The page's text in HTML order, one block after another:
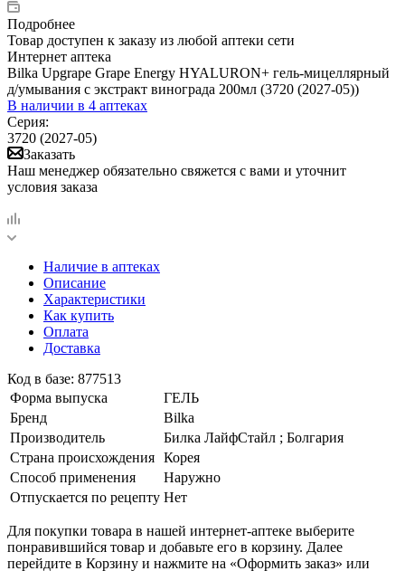
Подробнее
Товар доступен к заказу из любой аптеки сети
Интернет аптека
Bilka Upgrape Grape Energy HYALURON+ гель-мицеллярный
д/умывания с экстракт винограда 200мл (3720 (2027-05))
В наличии в 4 аптеках
Серия:
3720 (2027-05)
Заказать
Наш менеджер обязательно свяжется с вами и уточнит
условия заказа
Наличие в аптеках
Описание
Характеристики
Как купить
Оплата
Доставка
Код в базе: 877513
Форма выпуска
ГЕЛЬ
Бренд
Bilka
Производитель
Билка ЛайфСтайл ; Болгария
Страна происхождения Корея
Способ применения
Наружно
Отпускается по рецепту Нет
Для покупки товара в нашей интернет-аптеке выберите
понравившийся товар и добавьте его в корзину. Далее
перейдите в Корзину и нажмите на «Оформить заказ» или